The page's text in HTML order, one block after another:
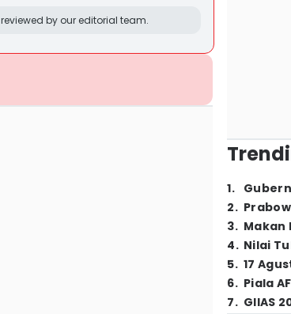
by our editorial team.
1.
2.
3. Makan
4. Nilai
5. 17
6. Piala
7. GIIAS